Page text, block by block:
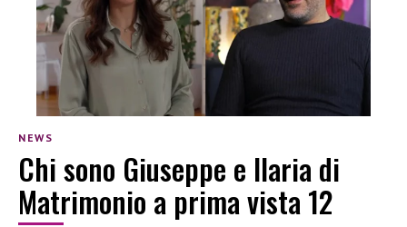
NEWS
Chi sono Giuseppe e Ilaria di
Matrimonio a prima vista 12